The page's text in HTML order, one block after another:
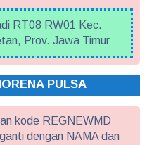
RT08 RW01 Kec.
Prov. Jawa Timur
PULSA
kode REGNEWMD
dengan NAMA dan